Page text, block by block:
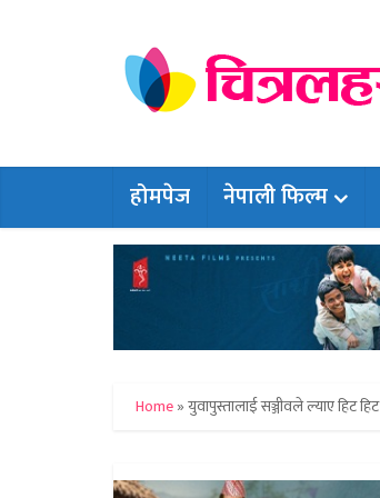
होमपेज नेपाली फिल्म
Home»युवापुस्तालाई सञ्जीवले ल्याए हिट हिट